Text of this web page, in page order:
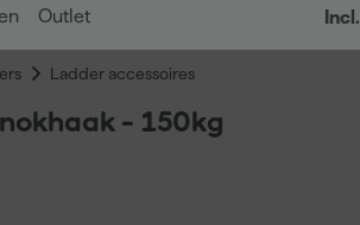
Outlet Incl.
Ladder accessoires
- 150kg